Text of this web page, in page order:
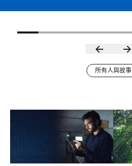
所有人與故事